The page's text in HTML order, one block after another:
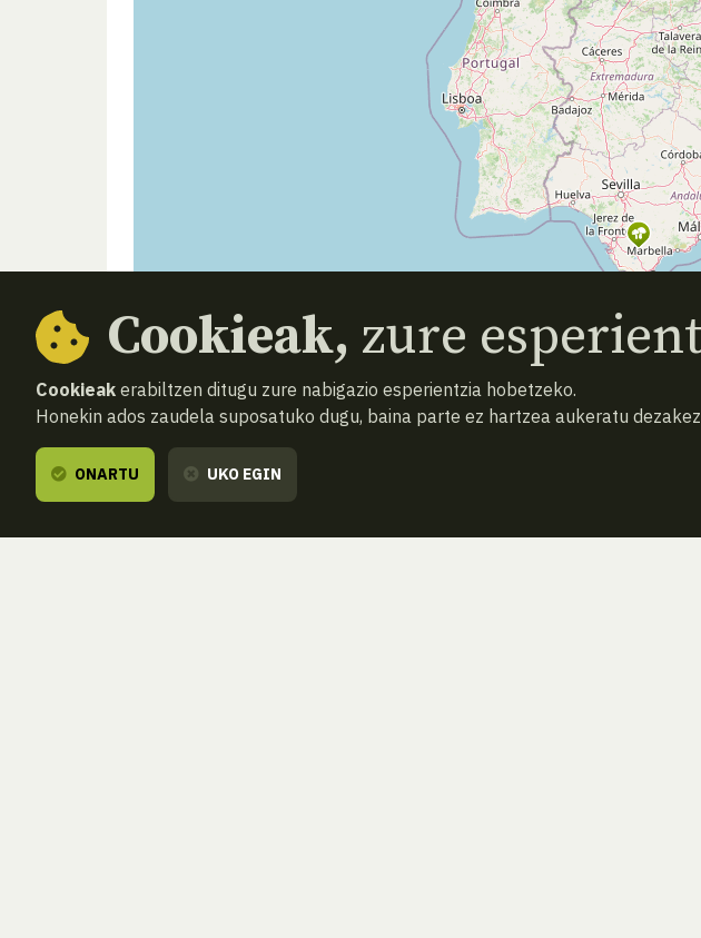
Cookieak, zure
Cookieak erabiltzen ditugu zure nabigazio esperientzia hobetzeko.
Honekin ados zaudela suposatuko dugu, baina parte ez hartzea aukeratu
ONARTU UKO EGIN